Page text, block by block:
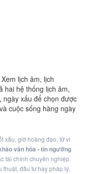
lịch âm, lịch
hai hệ thống lịch âm,
ngày xấu để chọn được
cuộc sống hàng ngày
xấu, giờ hoàng đạo, tử vi
văn hóa - tín ngưỡng
tài chính chuyên nghiệp.
đầu tư hay pháp lý,